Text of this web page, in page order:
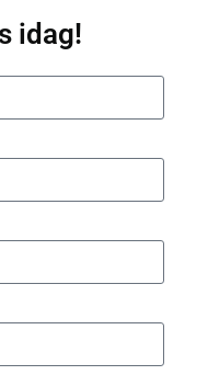
idag!